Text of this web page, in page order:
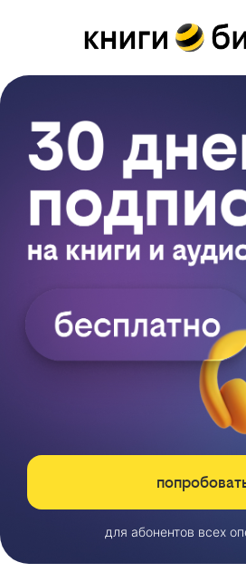
для абонентов всех